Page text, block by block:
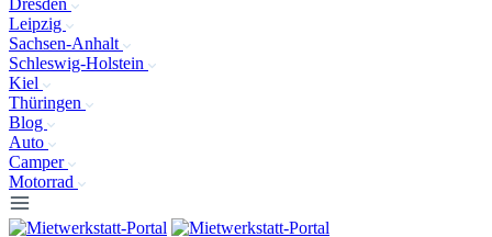
Dresden
Leipzig
Sachsen-Anhalt
Schleswig-Holstein
Kiel
Thüringen
Blog
Auto
Camper
Motorrad